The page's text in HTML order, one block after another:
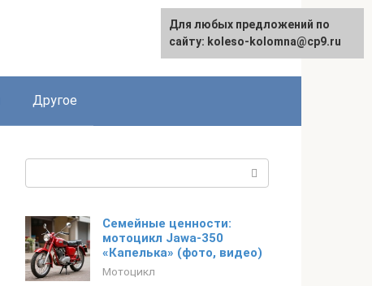
Другое
Семейные ценности:
мотоцикл Jawa-350
«Капелька» (фото, видео)
Мотоцикл
Для любых предложений по
сайту: koleso-kolomna@cp9.ru